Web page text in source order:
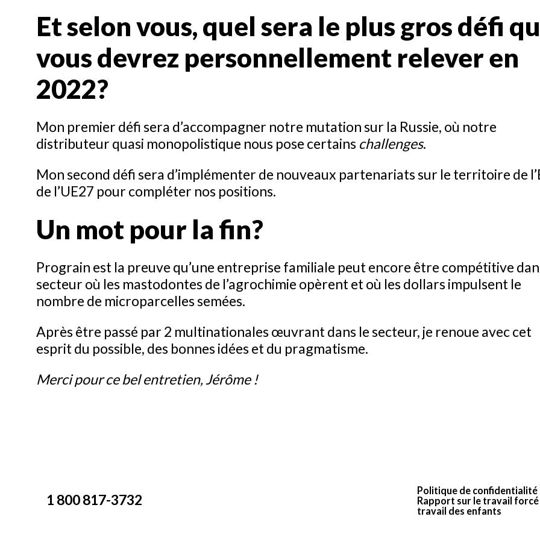
Et selon vous, quel sera le plus gros défi
vous devrez personnellement relever en
2022?
Mon premier défi sera d’accompagner notre mutation sur la Russie, où notre
distributeur quasi monopolistique nous pose certains challenges.
Mon second défi sera d’implémenter de nouveaux partenariats sur le territoire de
de l’UE27 pour compléter nos positions.
Un mot pour la fin?
Prograin est la preuve qu’une entreprise familiale peut encore être compétitive
secteur où les mastodontes de l’agrochimie opèrent et où les dollars impulsent le
nombre de microparcelles semées.
Après être passé par 2 multinationales œuvrant dans le secteur, je renoue avec cet
esprit du possible, des bonnes idées et du pragmatisme.
Merci pour ce bel entretien, Jérôme !
1 800 817-3732
Politique de confidentialité
Rapport sur le travail forcé
travail des enfants